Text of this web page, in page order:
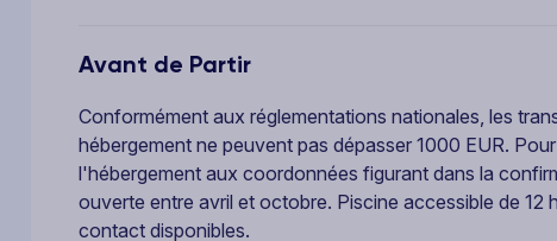
Avant de Partir
Conformément aux réglementations nationales, les
hébergement ne peuvent pas dépasser 1000 EUR.
l'hébergement aux coordonnées figurant dans la
ouverte entre avril et octobre. Piscine accessible de 12
contact disponibles.